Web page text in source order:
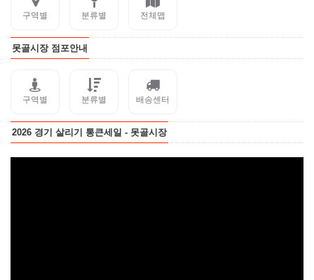
구역별 분류별 전체맵
못골시장 점포안내
구역별 분류별 배송센터
2026 경기 살리기 통큰세일 - 못골시장